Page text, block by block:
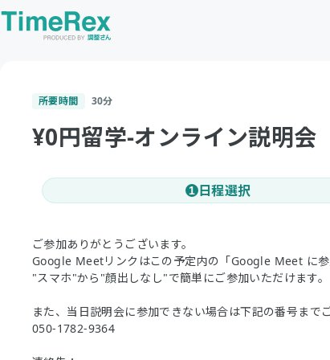
所要時間 30分
¥0円留学-オンライン説明会
1 日程選択
ご参加ありがとうございます。
Google Meetリンクはこの予定内の「Google Meet に参
"スマホ"から"顔出しなし"で簡単にご参加いただけます。
また、当日説明会に参加できない場合は下記の番号まで
050-1782-9364